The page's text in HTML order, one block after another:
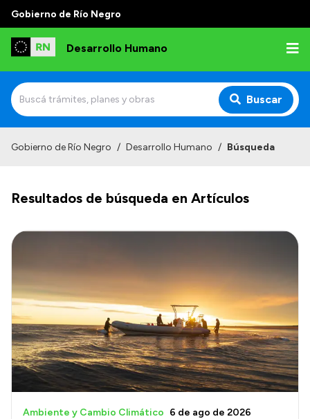
Gobierno de Río Negro
Desarrollo Humano
Buscar
Misión
Autoridades
Normativa
Transparencia
Presupuesto
Boletín Oficial
Compras y licitaciones
Gobierno de Río Negro / Desarrollo Humano / Búsqueda
Resultados de búsqueda en Artículos
Ambiente y Cambio Climático 6 de ago de 2026